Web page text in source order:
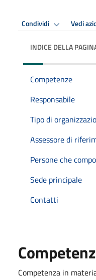
Condividi Vedi
INDICE DELLA
Competenze
Responsabile
Tipo di
Assessore di
Persone che
Sede principale
Contatti
Competenza in